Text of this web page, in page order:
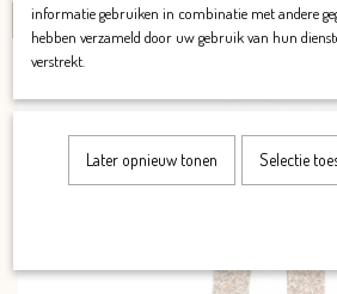
IN WINKELWAGEN
informatie gebruiken in combinatie met andere
hebben verzameld door uw gebruik van hun
verstrekt.
Later opnieuw tonen Selectie